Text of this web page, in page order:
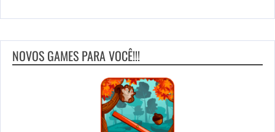
NOVOS GAMES PARA VOCÊ!!!